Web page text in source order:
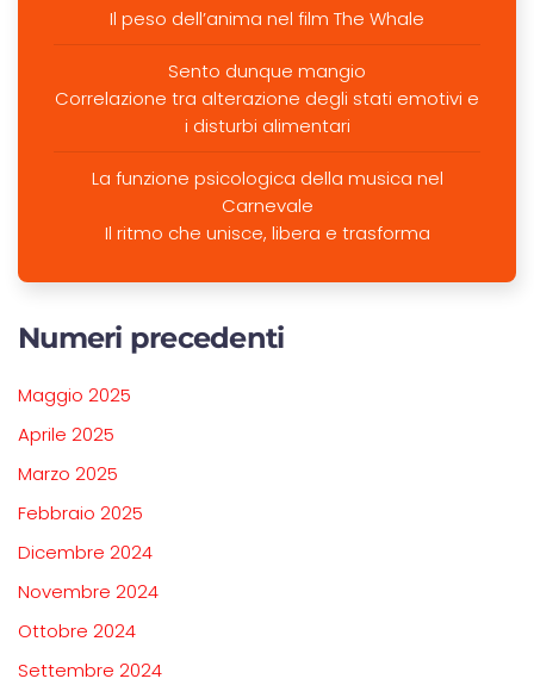
Il peso dell’anima nel film The Whale
Sento dunque mangio
Correlazione tra alterazione degli stati emotivi e
i disturbi alimentari
La funzione psicologica della musica nel
Carnevale
Il ritmo che unisce, libera e trasforma
Numeri precedenti
Maggio 2025
Aprile 2025
Marzo 2025
Febbraio 2025
Dicembre 2024
Novembre 2024
Ottobre 2024
Settembre 2024